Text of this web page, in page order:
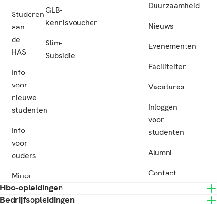
Studeren
aan
de
HAS
Info
voor
nieuwe
studenten
Info
voor
ouders
Minor
GLB-
kennisvoucher
Slim-
Subsidie
Duurzaamheid
Nieuws
Evenementen
Faciliteiten
Vacatures
Inloggen
voor
studenten
Alumni
Contact
Hbo-opleidingen
Bedrijfsopleidingen